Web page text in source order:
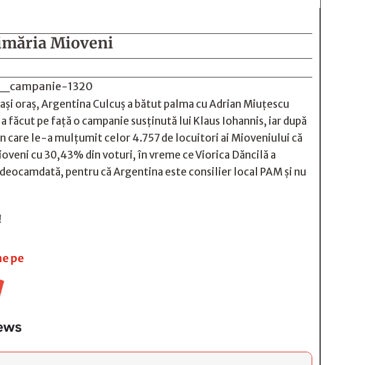
Mioveni
oraș, Argentina Culcuș a bătut palma cu Adrian Miuțescu
pe față o campanie susținută lui Klaus Iohannis, iar după
care le-a mulțumit celor 4.757 de locuitori ai Mioveniului că
cu 30,43% din voturi, în vreme ce Viorica Dăncilă a
pentru că Argentina este consilier local PAM și nu
pe